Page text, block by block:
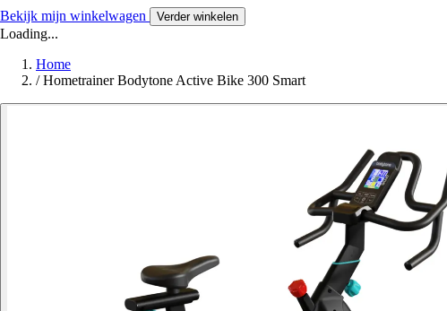
Bekijk mijn winkelwagen Verder winkelen
Loading...
Home
/ Hometrainer Bodytone Active Bike 300 Smart